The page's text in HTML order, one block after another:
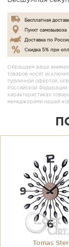
Бесплатная
Пункт самовывоза
Доставка по
Скидка 5% при
Обращаем ваше
товаров носят
публичной офертой,
Российской
характеристиках
менеджерами нашей
Tomas